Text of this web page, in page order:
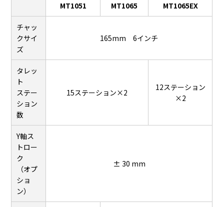
MT1051 MT1065 MT1065EX
チャッ
クサイ
ズ
165mm 6インチ
タレッ
ト
ステー
ション
数
15ステーション×2
12ステーション
×2
Y軸ス
トロー
ク
（オプ
ショ
ン）
± 30 mm